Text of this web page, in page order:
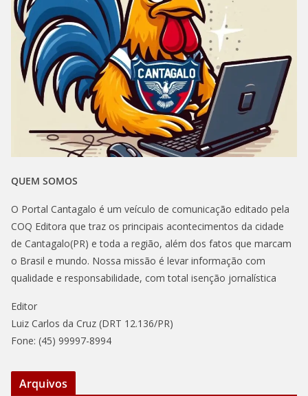
QUEM SOMOS
O Portal Cantagalo é um veículo de comunicação editado pela
COQ Editora que traz os principais acontecimentos da cidade
de Cantagalo(PR) e toda a região, além dos fatos que marcam
o Brasil e mundo. Nossa missão é levar informação com
qualidade e responsabilidade, com total isenção jornalística
Editor
Luiz Carlos da Cruz (DRT 12.136/PR)
Fone: (45) 99997-8994
Arquivos